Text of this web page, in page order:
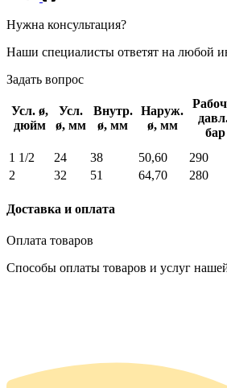
Нужна консультация?
Наши специалисты ответят на любой
Задать вопрос
Усл. ø,
дюйм
Усл.
ø, мм
Внутр.
ø, мм
Наруж.
ø, мм
бар
1 1/2
24 38 50,60 290
2
32 51 64,70 280
Доставка и оплата
Оплата товаров
Способы оплаты товаров и услуг